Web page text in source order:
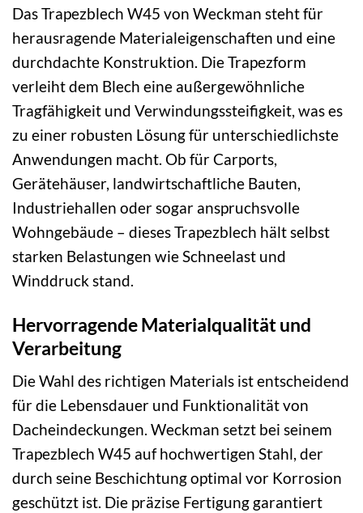
Das Trapezblech W45 von Weckman steht für
herausragende Materialeigenschaften und eine
durchdachte Konstruktion. Die Trapezform
verleiht dem Blech eine außergewöhnliche
Tragfähigkeit und Verwindungssteifigkeit, was es
zu einer robusten Lösung für unterschiedlichste
Anwendungen macht. Ob für Carports,
Gerätehäuser, landwirtschaftliche Bauten,
Industriehallen oder sogar anspruchsvolle
Wohngebäude – dieses Trapezblech hält selbst
starken Belastungen wie Schneelast und
Winddruck stand.
Hervorragende Materialqualität und
Verarbeitung
Die Wahl des richtigen Materials ist entscheidend
für die Lebensdauer und Funktionalität von
Dacheindeckungen. Weckman setzt bei seinem
Trapezblech W45 auf hochwertigen Stahl, der
durch seine Beschichtung optimal vor Korrosion
geschützt ist. Die präzise Fertigung garantiert